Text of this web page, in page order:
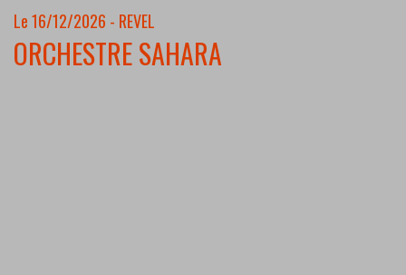
Le 16/12/2026 - REVEL
ORCHESTRE SAHARA